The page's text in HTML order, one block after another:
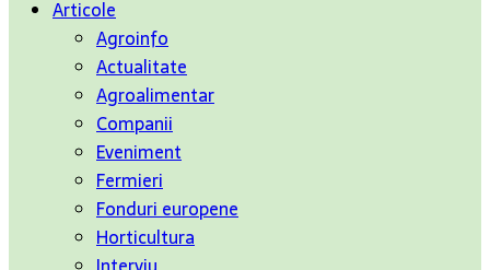
Articole
Agroinfo
Actualitate
Agroalimentar
Companii
Eveniment
Fermieri
Fonduri europene
Horticultura